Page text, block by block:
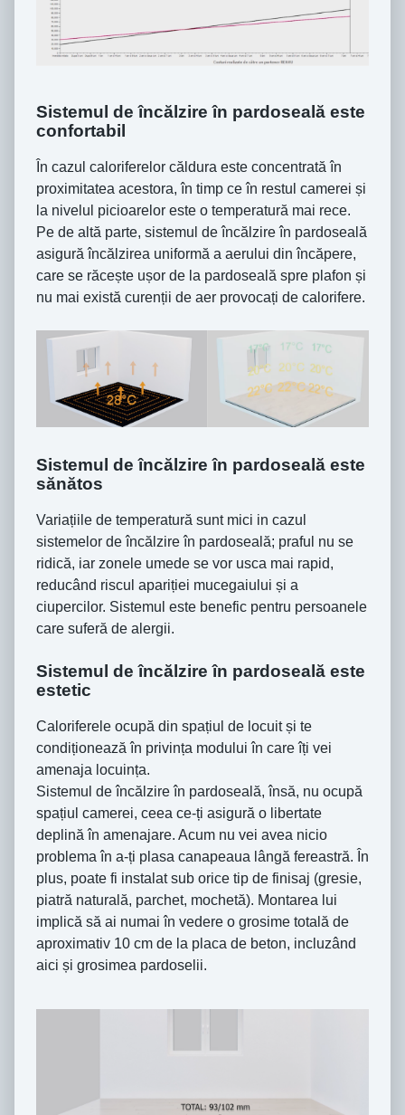
Sistemul de încălzire în pardoseală este
confortabil
În cazul caloriferelor căldura este concentrată în
proximitatea acestora, în timp ce în restul camerei și
la nivelul picioarelor este o temperatură mai rece.
Pe de altă parte, sistemul de încălzire în pardoseală
asigură încălzirea uniformă a aerului din încăpere,
care se răcește ușor de la pardoseală spre plafon și
nu mai există curenții de aer provocați de calorifere.
Sistemul de încălzire în pardoseală este
sănătos
Variațiile de temperatură sunt mici in cazul
sistemelor de încălzire în pardoseală; praful nu se
ridică, iar zonele umede se vor usca mai rapid,
reducând riscul apariției mucegaiului și a
ciupercilor. Sistemul este benefic pentru persoanele
care suferă de alergii.
Sistemul de încălzire în pardoseală este
estetic
Caloriferele ocupă din spațiul de locuit și te
condiționează în privința modului în care îți vei
amenaja locuința.
Sistemul de încălzire în pardoseală, însă, nu ocupă
spațiul camerei, ceea ce-ți asigură o libertate
deplină în amenajare. Acum nu vei avea nicio
problema în a-ți plasa canapeaua lângă fereastră. În
plus, poate fi instalat sub orice tip de finisaj (gresie,
piatră naturală, parchet, mochetă). Montarea lui
implică să ai numai în vedere o grosime totală de
aproximativ 10 cm de la placa de beton, incluzând
aici și grosimea pardoselii.